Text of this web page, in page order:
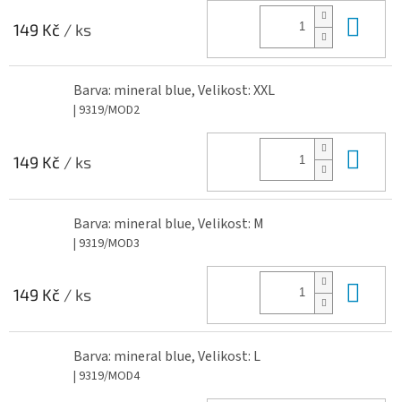
149 Kč / ks
Barva: mineral blue, Velikost: XXL
| 9319/MOD2
149 Kč / ks
Barva: mineral blue, Velikost: M
| 9319/MOD3
149 Kč / ks
Barva: mineral blue, Velikost: L
| 9319/MOD4